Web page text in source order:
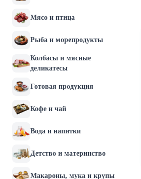
Мясо и птица
Рыба и морепродукты
Колбасы и мясные
деликатесы
Готовая продукция
Кофе и чай
Вода и напитки
Детство и материнство
Макароны, мука и крупы